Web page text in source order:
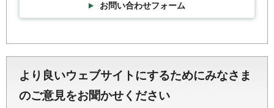
お問い合わせフォーム
より良いウェブサイトにするためにみなさま
のご意見をお聞かせください